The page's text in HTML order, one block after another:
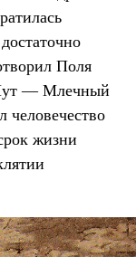
Поля
— Млечный
человечество
жизни